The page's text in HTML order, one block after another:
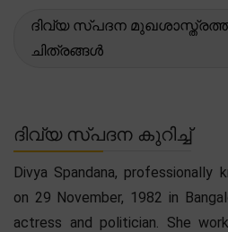
ദിവ്യ സ്പദന
ചിത്രങ്ങൾ
ദിവ്യ സ്പദന കുറിച്ച്
Divya Spandana, professionally
on 29 November, 1982 in
actress and politician. She